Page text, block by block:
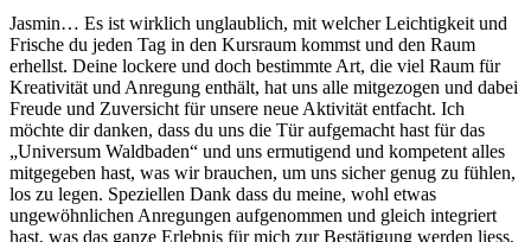
Jasmin… Es ist wirklich unglaublich, mit welcher Leichtigkeit und
Frische du jeden Tag in den Kursraum kommst und den Raum
erhellst. Deine lockere und doch bestimmte Art, die viel Raum für
Kreativität und Anregung enthält, hat uns alle mitgezogen und dabei
Freude und Zuversicht für unsere neue Aktivität entfacht. Ich
möchte dir danken, dass du uns die Tür aufgemacht hast für das
„Universum Waldbaden“ und uns ermutigend und kompetent alles
mitgegeben hast, was wir brauchen, um uns sicher genug zu fühlen,
los zu legen. Speziellen Dank dass du meine, wohl etwas
ungewöhnlichen Anregungen aufgenommen und gleich integriert
hast, was das ganze Erlebnis für mich zur Bestätigung werden liess,